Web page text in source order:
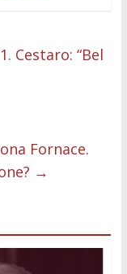
e di
Cestaro: “Bel
Fornace.
→